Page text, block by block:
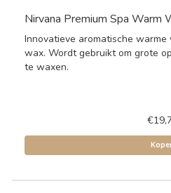
Nirvana Premium Spa Warm
Innovatieve aromatische
wax. Wordt gebruikt om grote
te waxen.